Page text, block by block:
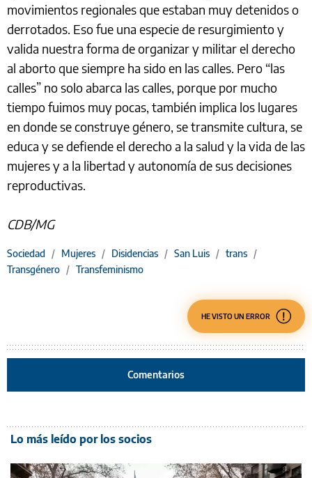
movimientos regionales que estaban muy detenidos o
derrotados. Eso fue una especie de resurgimiento y
valida nuestra forma de organizar y militar el derecho
al aborto que siempre ha sido en las calles. Pero “las
calles” no solo abarca las calles, porque por mucho
tiempo fuimos muy pocas, también implica los lugares
en donde se construye género, se transmite cultura, se
educa y se defiende el derecho a la salud y la vida de las
mujeres y a la libertad y autonomía de sus decisiones
reproductivas.
CDB/MG
Sociedad / Mujeres / Disidencias / San Luis / trans /
Transgénero / Transfeminismo
HE VISTO UN ERROR
Comentarios
Lo más leído por los socios